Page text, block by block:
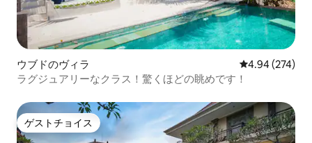
ウブドのヴィラ レビュー274
4.94 (274)
ラグジュアリーなクラス！驚くほどの眺めです！
ゲストチョイス
ゲストチョイス